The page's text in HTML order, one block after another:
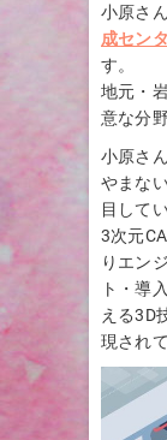
小原さん
成セン
す。
地元・
意な分
小原さ
やまな
目して
3次元
りエン
ト・導
える3D
現され